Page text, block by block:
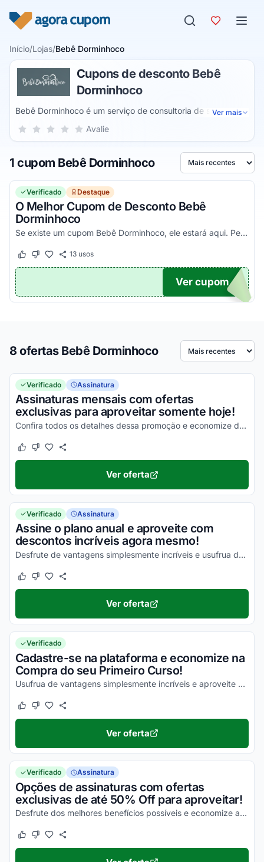
Início/Lojas/Bebê Dorminhoco
Cupons de desconto Bebê
Dorminhoco
Bebê Dorminhoco é um serviço de consultoria de sono
oferecido pela especialista Karla Mendonça por meio de
são baseados em neurociência e psicopedagogia.
Ver mais
Sua nota para Bebê Dorminhoco, de 1 a 5 estrelas
5 estrelas
4 estrelas
3 estrelas
2 estrelas
1 estrela Avalie
1 cupom Bebê Dorminhoco Ordenar por
Verificado Destaque
O Melhor Cupom de Desconto Bebê
Dorminhoco
Se existe um cupom Bebê Dorminhoco, ele estará aqui. Pegue e confira agora!
Este cupom funcionou
Este cupom não funcionou
13usos
TICO
Ver cupom
8 ofertas Bebê Dorminhoco Ordenar por
Verificado Assinatura
Assinaturas mensais com ofertas
exclusivas para aproveitar somente hoje!
Confira todos os detalhes dessa promoção e economize da melhor maneira possível!
Este cupom funcionou
Este cupom não funcionou
Ver oferta
Verificado Assinatura
Assine o plano anual e aproveite com
descontos incríveis agora mesmo!
Desfrute de vantagens simplesmente incríveis e usufrua dos melhores descontos!
Este cupom funcionou
Este cupom não funcionou
Ver oferta
Verificado
Cadastre-se na plataforma e economize na
Compra do seu Primeiro Curso!
Usufrua de vantagens simplesmente incríveis e aproveite com as melhores vantagens!
Este cupom funcionou
Este cupom não funcionou
Ver oferta
Verificado Assinatura
Opções de assinaturas com ofertas
exclusivas de até 50% Off para aproveitar!
Desfrute dos melhores benefícios possíveis e economize agora mesmo!
Este cupom funcionou
Este cupom não funcionou